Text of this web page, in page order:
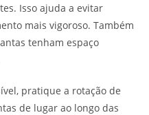
Isso ajuda a evitar
mais vigoroso. Também
tenham espaço
pratique a rotação de
de lugar ao longo das